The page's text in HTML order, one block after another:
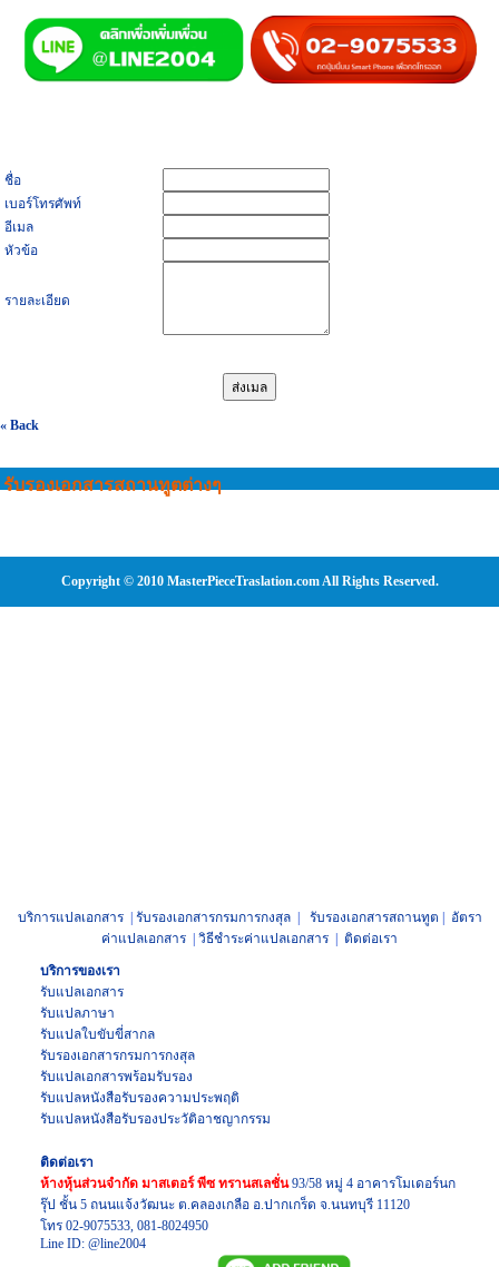
ชื่อ
เบอร์โทรศัพท์
อีเมล
หัวข้อ
รายละเอียด
« Back
รับรองเอกสารสถานทูตต่างๆ
Copyright © 2010 MasterPieceTraslation.com All Rights Reserved.
บริการแปลเอกสาร| รับรองเอกสารกรมการกงสุล| รับรองเอกสารสถานทูต | อัตรา
ค่าแปลเอกสาร | วิธีชำระค่าแปลเอกสาร | ติดต่อเรา
บริการของเรา
รับแปลเอกสาร
รับแปลภาษา
รับแปลใบขับขี่สากล
รับรองเอกสารกรมการกงสุล
รับแปลเอกสารพร้อมรับรอง
รับแปลหนังสือรับรองความประพฤติ
รับแปลหนังสือรับรองประวัติอาชญากรรม
ติดต่อเรา
ห้างหุ้นส่วนจำกัด มาสเตอร์ พีซ ทรานสเลชั่น 93/58 หมู่ 4 อาคารโมเดอร์นก
รุ๊ป ชั้น 5 ถนนแจ้งวัฒนะ ต.คลองเกลือ อ.ปากเกร็ด จ.นนทบุรี 11120
โทร 02-9075533, 081-8024950
Line ID: @line2004